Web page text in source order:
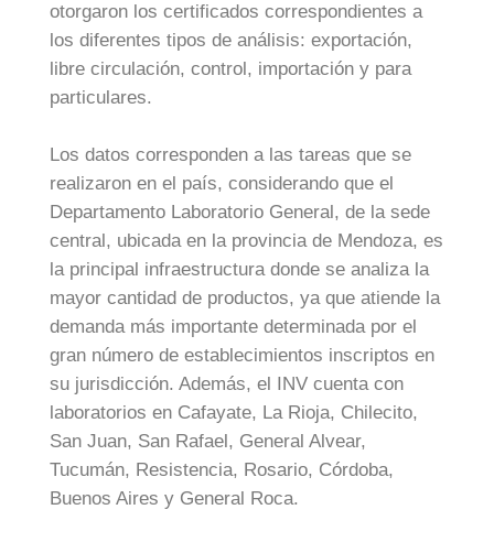
otorgaron los certificados correspondientes a
los diferentes tipos de análisis: exportación,
libre circulación, control, importación y para
particulares.
Los datos corresponden a las tareas que se
realizaron en el país, considerando que el
Departamento Laboratorio General, de la sede
central, ubicada en la provincia de Mendoza, es
la principal infraestructura donde se analiza la
mayor cantidad de productos, ya que atiende la
demanda más importante determinada por el
gran número de establecimientos inscriptos en
su jurisdicción. Además, el INV cuenta con
laboratorios en Cafayate, La Rioja, Chilecito,
San Juan, San Rafael, General Alvear,
Tucumán, Resistencia, Rosario, Córdoba,
Buenos Aires y General Roca.